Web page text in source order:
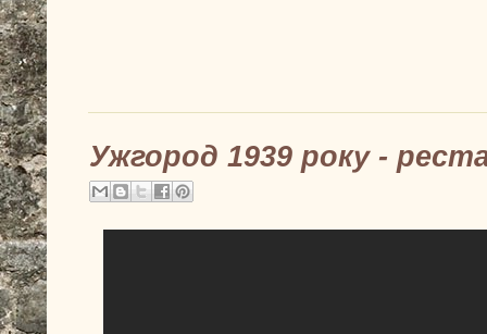
Ужгород 1939 року -